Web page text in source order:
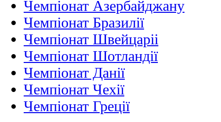
Чемпіонат Азербайджану
Чемпіонат Бразилії
Чемпіонат Швейцаріі
Чемпіонат Шотландії
Чемпіонат Данії
Чемпіонат Чехії
Чемпіонат Греції